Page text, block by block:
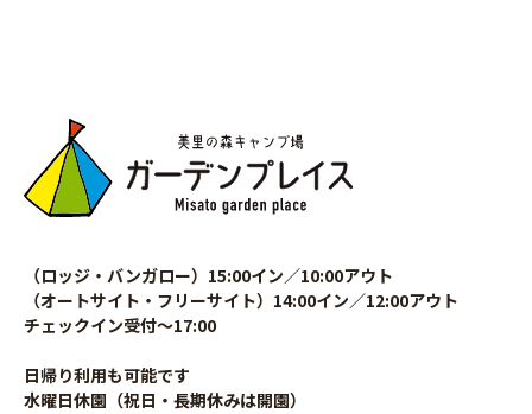
（ロッジ・バンガロー）15:00イン／10:00アウト
（オートサイト・フリーサイト）14:00イン／12:00アウト
チェックイン受付〜17:00
日帰り利用も可能です
水曜日休園（祝日・長期休みは開園）